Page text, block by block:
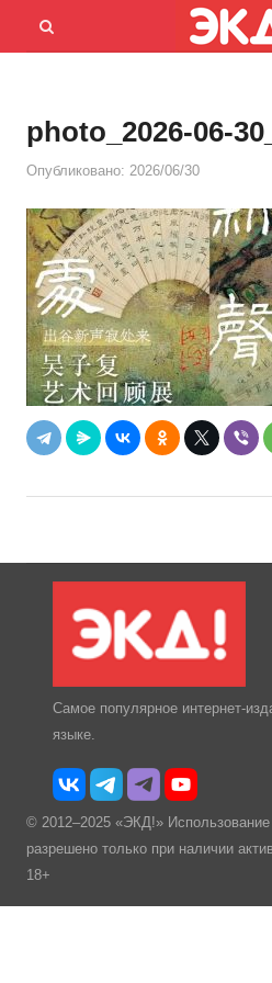
Menu
Открыть
photo_2026-06-
Опубликовано: 2026/06/30
Самое популярное интернет-
языке.
© 2012–2025 «ЭКД!»
разрешено только при наличии
18+